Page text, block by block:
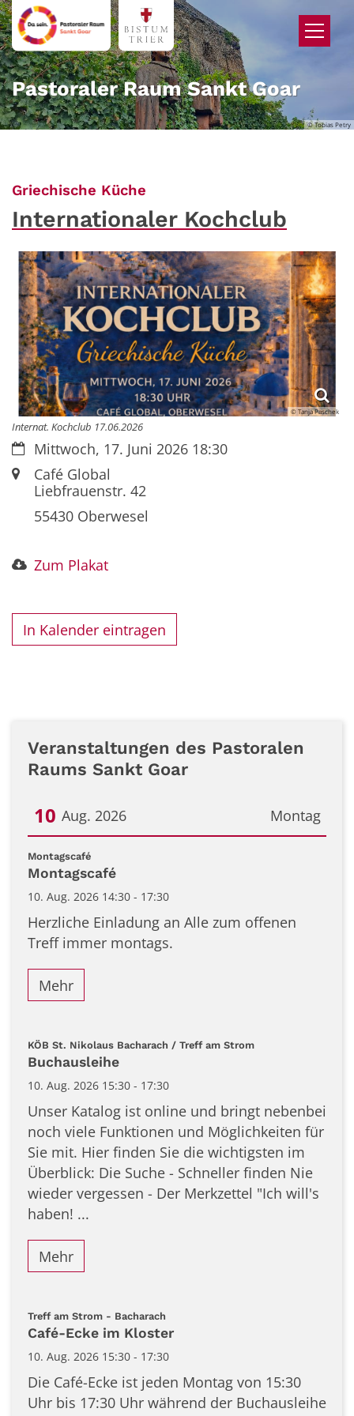
Zum Inhalt springen
© Tobias Petry
Pastoraler Raum Sankt Goar
Griechische Küche
Internationaler Kochclub
© Tanja Paschek
Internat. Kochclub 17.06.2026
Datum:Mittwoch, 17. Juni 2026 18:30
Ort:Café Global
Liebfrauenstr. 42
55430 Oberwesel
Zum Plakat
In Kalender eintragen
Veranstaltungen des Pastoralen
Raums Sankt Goar
Montag
10 Aug. 2026
Datum: 10. August 2026
Montagscafé:
Montagscafé
10. Aug. 2026 14:30 - 17:30
Herzliche Einladung an Alle zum offenen
Treff immer montags.
Mehr
KÖB St. Nikolaus Bacharach / Treff am Strom:
Buchausleihe
10. Aug. 2026 15:30 - 17:30
Unser Katalog ist online und bringt nebenbei
noch viele Funktionen und Möglichkeiten für
Sie mit. Hier finden Sie die wichtigsten im
Überblick: Die Suche - Schneller finden Nie
wieder vergessen - Der Merkzettel "Ich will's
haben! ...
Mehr
Treff am Strom - Bacharach
Café-Ecke im Kloster
10. Aug. 2026 15:30 - 17:30
Die Café-Ecke ist jeden Montag von 15:30
Uhr bis 17:30 Uhr während der Buchausleihe